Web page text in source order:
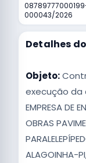
000043/2026
Detalhes
Objeto:
execução da
EMPRESA DE
OBRAS